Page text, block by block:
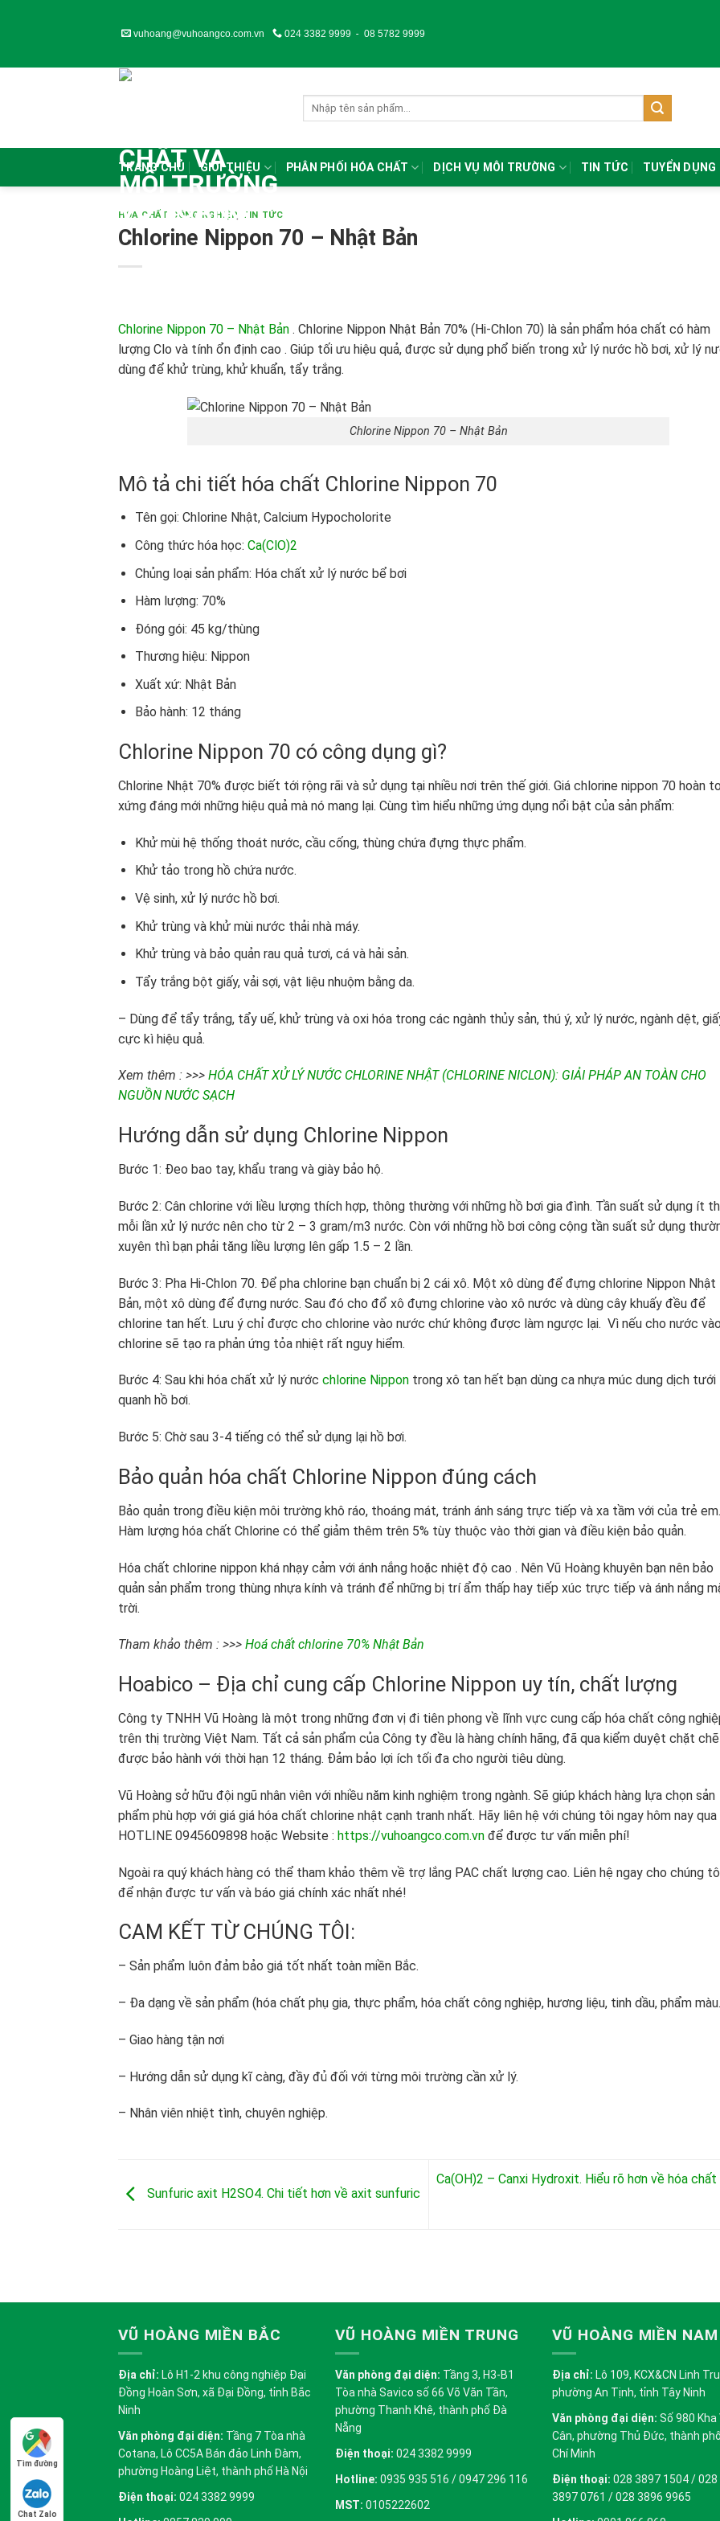
vuhoang@vuhoangco.com.vn 024 3382 9999 - 08 5782 9999
TRANG CHỦ GIỚI THIỆU PHÂN PHỐI HÓA CHẤT DỊCH VỤ MÔI TRƯỜNG TIN TỨC TUYỂN DỤNG
HÓA CHẤT CÔNG NGHIỆP, TIN TỨC
Chlorine Nippon 70 – Nhật Bản
Chlorine Nippon 70 – Nhật Bản . Chlorine Nippon Nhật Bản 70% (Hi-Chlon 70) là sản phẩm hóa chất có hàm
lượng Clo và tính ổn định cao . Giúp tối ưu hiệu quả, được sử dụng phổ biến trong xử lý nước hồ bơi, xử lý
dùng để khử trùng, khử khuẩn, tẩy trắng.
Chlorine Nippon 70 – Nhật Bản
Mô tả chi tiết hóa chất Chlorine Nippon 70
Tên gọi: Chlorine Nhật, Calcium Hypocholorite
Công thức hóa học: Ca(ClO)2
Chủng loại sản phẩm: Hóa chất xử lý nước bể bơi
Hàm lượng: 70%
Đóng gói: 45 kg/thùng
Thương hiệu: Nippon
Xuất xứ: Nhật Bản
Bảo hành: 12 tháng
Chlorine Nippon 70 có công dụng gì?
Chlorine Nhật 70% được biết tới rộng rãi và sử dụng tại nhiều nơi trên thế giới. Giá chlorine nippon 70 hoàn
xứng đáng mới những hiệu quả mà nó mang lại. Cùng tìm hiểu những ứng dụng nổi bật của sản phẩm:
Khử mùi hệ thống thoát nước, cầu cống, thùng chứa đựng thực phẩm.
Khử tảo trong hồ chứa nước.
Vệ sinh, xử lý nước hồ bơi.
Khử trùng và khử mùi nước thải nhà máy.
Khử trùng và bảo quản rau quả tươi, cá và hải sản.
Tẩy trắng bột giấy, vải sợi, vật liệu nhuộm bằng da.
– Dùng để tẩy trắng, tẩy uế, khử trùng và oxi hóa trong các ngành thủy sản, thú ý, xử lý nước, ngành dệt,
cực kì hiệu quả.
Xem thêm : >>> HÓA CHẤT XỬ LÝ NƯỚC CHLORINE NHẬT (CHLORINE NICLON): GIẢI PHÁP AN TOÀN CHO
NGUỒN NƯỚC SẠCH
Hướng dẫn sử dụng Chlorine Nippon
Bước 1: Đeo bao tay, khẩu trang và giày bảo hộ.
Bước 2: Cân chlorine với liều lượng thích hợp, thông thường với những hồ bơi gia đình. Tần suất sử dụng ít
mỗi lần xử lý nước nên cho từ 2 – 3 gram/m3 nước. Còn với những hồ bơi công cộng tần suất sử dụng
xuyên thì bạn phải tăng liều lượng lên gấp 1.5 – 2 lần.
Bước 3: Pha Hi-Chlon 70. Để pha chlorine bạn chuẩn bị 2 cái xô. Một xô dùng để đựng chlorine Nippon Nhật
Bản, một xô dùng để đựng nước. Sau đó cho đổ xô đựng chlorine vào xô nước và dùng cây khuấy đều để
chlorine tan hết. Lưu ý chỉ được cho chlorine vào nước chứ không được làm ngược lại. Vì nếu cho nước vào
chlorine sẽ tạo ra phản ứng tỏa nhiệt rất nguy hiểm.
Bước 4: Sau khi hóa chất xử lý nước chlorine Nippon trong xô tan hết bạn dùng ca nhựa múc dung dịch tưới
quanh hồ bơi.
Bước 5: Chờ sau 3-4 tiếng có thể sử dụng lại hồ bơi.
Bảo quản hóa chất Chlorine Nippon đúng cách
Bảo quản trong điều kiện môi trường khô ráo, thoáng mát, tránh ánh sáng trực tiếp và xa tầm với của trẻ em.
Hàm lượng hóa chất Chlorine có thể giảm thêm trên 5% tùy thuộc vào thời gian và điều kiện bảo quản.
Hóa chất chlorine nippon khá nhạy cảm với ánh nắng hoặc nhiệt độ cao . Nên Vũ Hoàng khuyên bạn nên bảo
quản sản phẩm trong thùng nhựa kính và tránh để những bị trí ẩm thấp hay tiếp xúc trực tiếp và ánh nắng
trời.
Tham khảo thêm : >>> Hoá chất chlorine 70% Nhật Bản
Hoabico – Địa chỉ cung cấp Chlorine Nippon uy tín, chất lượng
Công ty TNHH Vũ Hoàng là một trong những đơn vị đi tiên phong về lĩnh vực cung cấp hóa chất công
trên thị trường Việt Nam. Tất cả sản phẩm của Công ty đều là hàng chính hãng, đã qua kiểm duyệt chặt
được bảo hành với thời hạn 12 tháng. Đảm bảo lợi ích tối đa cho người tiêu dùng.
Vũ Hoàng sở hữu đội ngũ nhân viên với nhiều năm kinh nghiệm trong ngành. Sẽ giúp khách hàng lựa chọn sản
phẩm phù hợp với giá giá hóa chất chlorine nhật cạnh tranh nhất. Hãy liên hệ với chúng tôi ngay hôm nay qua
HOTLINE 0945609898 hoặc Website : https://vuhoangco.com.vn để được tư vấn miễn phí!
Ngoài ra quý khách hàng có thể tham khảo thêm về trợ lắng PAC chất lượng cao. Liên hệ ngay cho chúng
để nhận được tư vấn và báo giá chính xác nhất nhé!
CAM KẾT TỪ CHÚNG TÔI:
– Sản phẩm luôn đảm bảo giá tốt nhất toàn miền Bắc.
– Đa dạng về sản phẩm (hóa chất phụ gia, thực phẩm, hóa chất công nghiệp, hương liệu, tinh dầu, phẩm
– Giao hàng tận nơi
– Hướng dẫn sử dụng kĩ càng, đầy đủ đối với từng môi trường cần xử lý.
– Nhân viên nhiệt tình, chuyên nghiệp.
Sunfuric axit H2SO4. Chi tiết hơn về axit sunfuric
Ca(OH)2 – Canxi Hydroxit. Hiểu rõ hơn về hóa chất
VŨ HOÀNG MIỀN BẮC
Địa chỉ: Lô H1-2 khu công nghiệp Đại
Đồng Hoàn Sơn, xã Đại Đồng, tỉnh Bắc
Ninh
Văn phòng đại diện: Tầng 7 Tòa nhà
Cotana, Lô CC5A Bán đảo Linh Đàm,
phường Hoàng Liệt, thành phố Hà Nội
Điện thoại: 024 3382 9999
VŨ HOÀNG MIỀN TRUNG
Văn phòng đại diện: Tầng 3, H3-B1
Tòa nhà Savico số 66 Võ Văn Tần,
phường Thanh Khê, thành phố Đà
Nẵng
Điện thoại: 024 3382 9999
Hotline: 0935 935 516 / 0947 296 116
MST: 0105222602
VŨ HOÀNG MIỀN NAM
Địa chỉ: Lô 109, KCX&CN Linh
phường An Tịnh, tỉnh Tây Ninh
Văn phòng đại diện: Số 980 Kha
Cân, phường Thủ Đức, thành
Chí Minh
Điện thoại: 028 3897 1504 / 028
3897 0761 / 028 3896 9965
Tìm đường
Chat Zalo